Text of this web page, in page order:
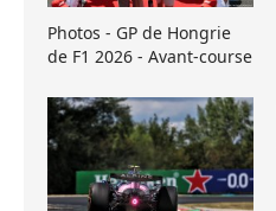
Photos - GP de Hongrie
de F1 2026 - Avant-course